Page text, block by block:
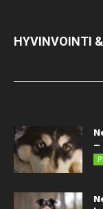
HYVINVOINTI
–